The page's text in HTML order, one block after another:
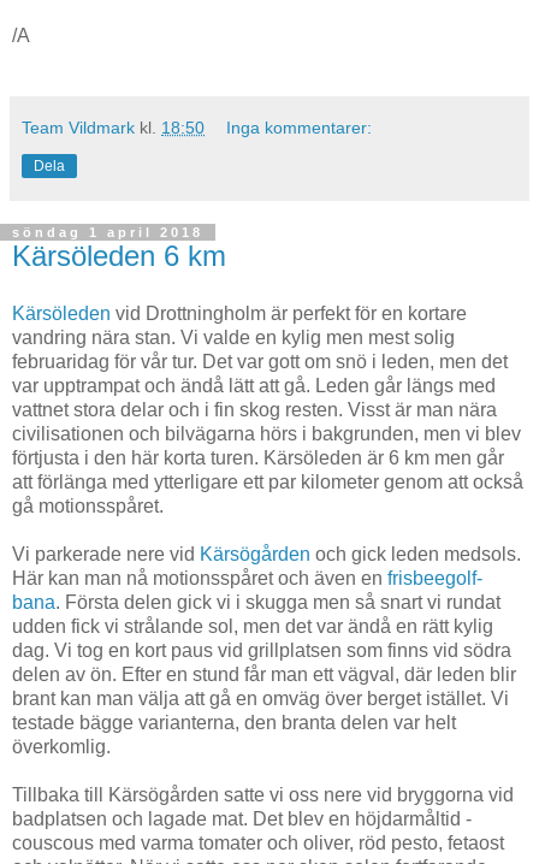
/A
Team Vildmark kl. 18:50 Inga kommentarer:
Dela
söndag 1 april 2018
Kärsöleden 6 km
Kärsöleden vid Drottningholm är perfekt för en kortare
vandring nära stan. Vi valde en kylig men mest solig
februaridag för vår tur. Det var gott om snö i leden, men det
var upptrampat och ändå lätt att gå. Leden går längs med
vattnet stora delar och i fin skog resten. Visst är man nära
civilisationen och bilvägarna hörs i bakgrunden, men vi blev
förtjusta i den här korta turen. Kärsöleden är 6 km men går
att förlänga med ytterligare ett par kilometer genom att också
gå motionsspåret.
Vi parkerade nere vid Kärsögården och gick leden medsols.
Här kan man nå motionsspåret och även en frisbeegolf-
bana. Första delen gick vi i skugga men så snart vi rundat
udden fick vi strålande sol, men det var ändå en rätt kylig
dag. Vi tog en kort paus vid grillplatsen som finns vid södra
delen av ön. Efter en stund får man ett vägval, där leden blir
brant kan man välja att gå en omväg över berget istället. Vi
testade bägge varianterna, den branta delen var helt
överkomlig.
Tillbaka till Kärsögården satte vi oss nere vid bryggorna vid
badplatsen och lagade mat. Det blev en höjdarmåltid -
couscous med varma tomater och oliver, röd pesto, fetaost